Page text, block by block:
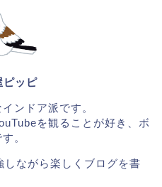
ピッピ
ンドア派です。
を観ることが好き、ボ
。
ながら楽しくブログを書